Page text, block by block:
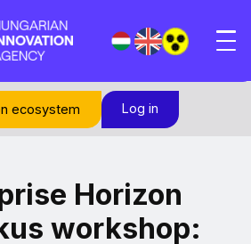
ecosystem Log in
Horizon
workshop: